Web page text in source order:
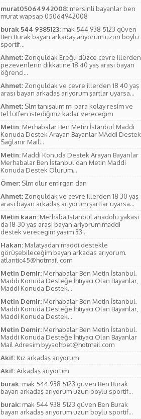
murat05064942008: mersinli bayanlar ben
murat wapsap 05064942008
burak 544 9385123: mak 544 938 5123 güven
Ben Burak bayan arkadaş arıyorum uzun boylu
sportif...
Ahmet: Zonguldak Ereğli düzce çevre illerden
pezevenlerin dikkatine 18 40 yaş arası bayan
öğrenci...
Ahmet: Zonguldak ve çevre illerden 18 40 yaş
arası bayan arkadaş arıyorum şartlar uyarsa...
Ahmet: Slm tanışalım mı para kolay resim ve
tel lütfen istediğiniz kadar vereceğim
Metin: Merhabalar Ben Metin İstanbul Maddi
Konuda Destek Arayan Bayanlar MAddi Destek
Sağlanır Mail...
Metin: Maddi Konuda Destek Arayan Bayanlar
Merhabalar Ben İstanbul'dan Metin Maddi
Konuda Destek Olurum...
Ömer: Slm olur emirgan dan
Ahmet: Zonguldak ve çevre illerden 18 30 yaş
arası bayan arkadaş arıyorum şartlar uyarsa...
Metin kaan: Merhaba Istanbul anadolu yakasi
da 18-30 yas arasi bayan ariyorum.maddi
destek verecegim.yasim 33...
Hakan: Malatyadan maddi destekle
görüşebileceğim bayan arkadas arıyorum.
atlantic45@hotmail.com
Metin Demir: Merhabalar Ben Metin İstanbul.
Maddi Konuda Desteğe İhtiyacı Olan Bayanlar,
Maddi Konuda Destek...
Metin Demir: Merhabalar Ben Metin İstanbul.
Maddi Konuda Desteğe İhtiyacı Olan Bayanlar,
Maddi Konuda Destek...
Metin Demir: Merhabalar Ben Metin İstanbul.
Maddi Konuda Desteğe İhtiyacı Olan Bayanlar
Mail Adresim byysohbet@hotmail.com
Akif: Kız arkadaş arıyorum
Akif:Arkadaş arıyorum
burak: mak 544 938 5123 güven Ben Burak
bayan arkadaş arıyorum uzun boylu sportif...
burak: mak 544 938 5123 güven Ben Burak
bayan arkadaş arıyorum uzun boylu sportif...